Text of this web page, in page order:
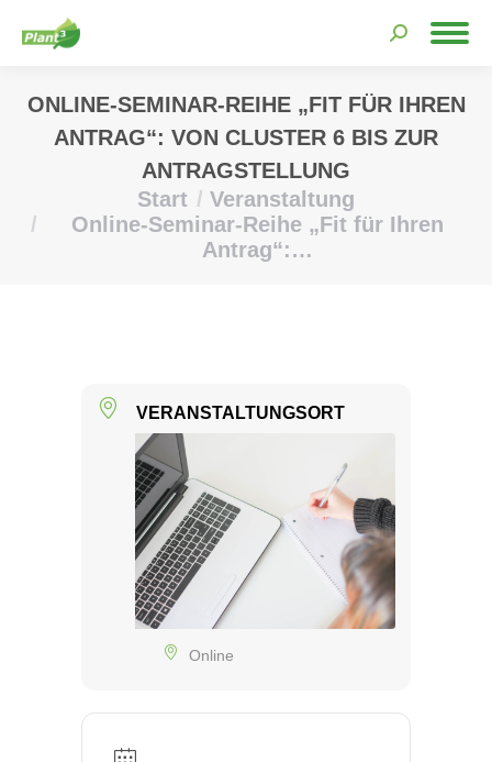
Search:
ONLINE-SEMINAR-REIHE „FIT FÜR IHREN
ANTRAG“: VON CLUSTER 6 BIS ZUR
ANTRAGSTELLUNG
Sie befinden sich hier:
Start
Veranstaltung
Online-Seminar-Reihe „Fit für Ihren
Antrag“:…
VERANSTALTUNGSORT
Online